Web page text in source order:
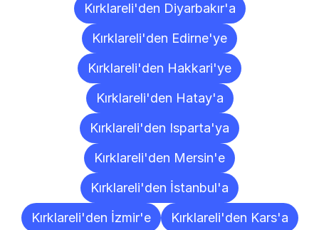
Kırklareli'den Diyarbakır'a
Kırklareli'den Edirne'ye
Kırklareli'den Hakkari'ye
Kırklareli'den Hatay'a
Kırklareli'den Isparta'ya
Kırklareli'den Mersin'e
Kırklareli'den İstanbul'a
Kırklareli'den İzmir'e
Kırklareli'den Kars'a